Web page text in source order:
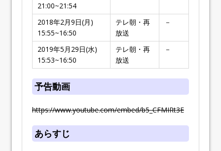
21:00~21:54
2018年2月9日(月)
15:55~16:50
テレ朝・再
放送
－
2019年5月29日(水)
15:53~16:50
テレ朝・再
放送
－
予告動画
https://www.youtube.com/embed/b5_CFMIRt3E
あらすじ